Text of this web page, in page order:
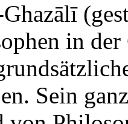
in
Sein